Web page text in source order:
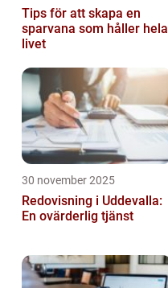
Tips för att skapa en
sparvana som håller hela
livet
30 november 2025
Redovisning i Uddevalla:
En ovärderlig tjänst